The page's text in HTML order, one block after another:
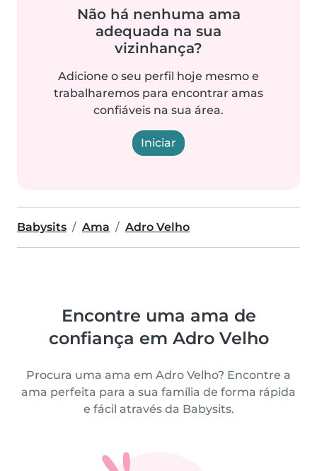
Não há nenhuma ama
adequada na sua
vizinhança?
Adicione o seu perfil hoje mesmo e
trabalharemos para encontrar amas
confiáveis na sua área.
Iniciar
Babysits Ama Adro Velho
Encontre uma ama de
confiança em Adro Velho
Procura uma ama em Adro Velho? Encontre a
ama perfeita para a sua família de forma rápida
e fácil através da Babysits.